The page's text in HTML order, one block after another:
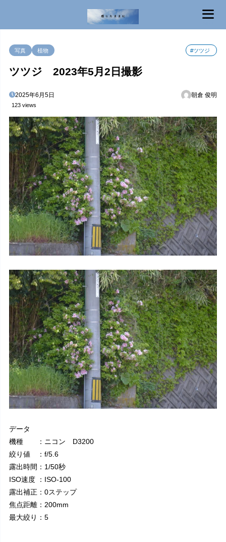
写真 植物 #ツツジ
ツツジ 2023年5月2日撮影
2025年6月5日 朝倉 俊明
123 views
データ
機種 ：ニコン D3200
絞り値 ：f/5.6
露出時間：1/50秒
ISO速度 ：ISO-100
露出補正：0ステップ
焦点距離：200mm
最大絞り：5